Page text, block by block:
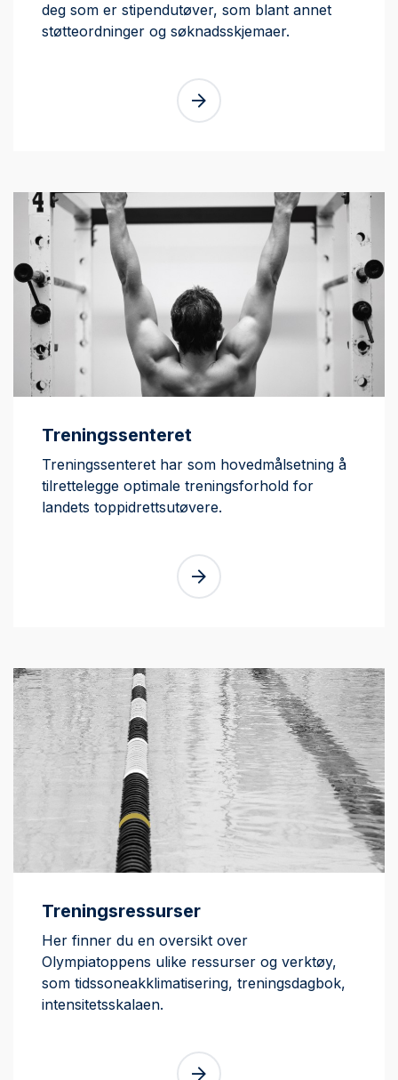
deg som er stipendutøver, som blant annet
støtteordninger og søknadsskjemaer.
Treningssenteret
Treningssenteret har som hovedmålsetning å
tilrettelegge optimale treningsforhold for
landets toppidrettsutøvere.
Treningsressurser
Her finner du en oversikt over
Olympiatoppens ulike ressurser og verktøy,
som tidssoneakklimatisering, treningsdagbok,
intensitetsskalaen.